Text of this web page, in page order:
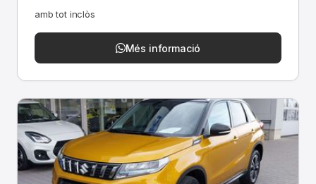
amb tot inclòs
Més informació